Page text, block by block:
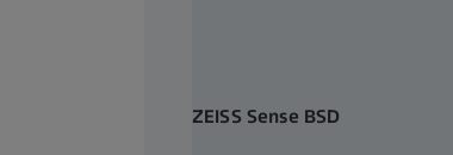
ZEISS Sense BSD